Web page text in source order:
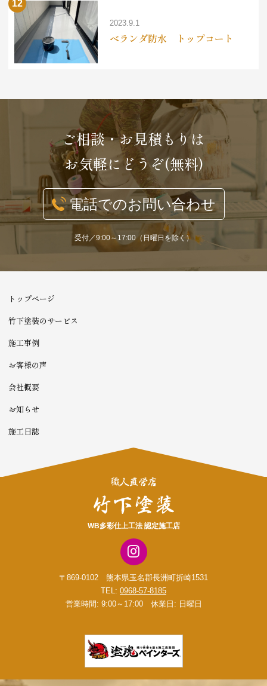
2023.9.1
ベランダ防水 トップコート
ご相談・お見積もりは
お気軽にどうぞ(無料)
電話でのお問い合わせ
受付／9:00～17:00（日曜日を除く）
トップページ
竹下塗装のサービス
施工事例
お客様の声
会社概要
お知らせ
施工日誌
WB多彩仕上工法 認定施工店
〒869-0102 熊本県玉名郡長洲町折崎1531
TEL: 0968-57-8185
営業時間: 9:00～17:00 休業日: 日曜日